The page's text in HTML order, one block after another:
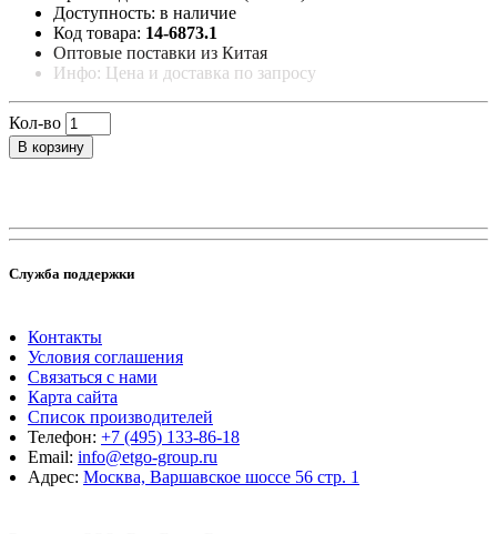
Доступность: в наличие
Код товара: 14-6873.1
Оптовые поставки из Китая
Инфо: Цена и доставка по запросу
Кол-во
В корзину
Служба поддержки
Контакты
Условия соглашения
Связаться с нами
Карта сайта
Список производителей
Телефон: +7 (495) 133-86-18
Email: info@etgo-group.ru
Адрес: Москва, Варшавское шоссе 56 стр. 1